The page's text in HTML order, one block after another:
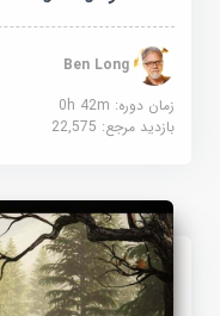
Ben Long
زمان دوره: 0h 42m
بازدید مرجع:22,575